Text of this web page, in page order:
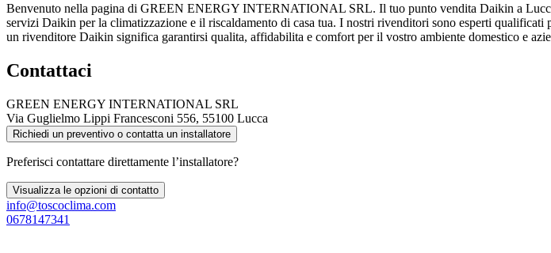
Benvenuto nella pagina di GREEN ENERGY INTERNATIONAL SRL. Il tuo punto vendita Daikin a
servizi Daikin per la climatizzazione e il riscaldamento di casa tua. I nostri rivenditori sono esperti
un rivenditore Daikin significa garantirsi qualita, affidabilita e comfort per il vostro ambiente domestico e
Contattaci
GREEN ENERGY INTERNATIONAL SRL
Via Guglielmo Lippi Francesconi 556, 55100 Lucca
Richiedi un preventivo o contatta un installatore
Preferisci contattare direttamente l’installatore?
Visualizza le opzioni di contatto
info@toscoclima.com
0678147341